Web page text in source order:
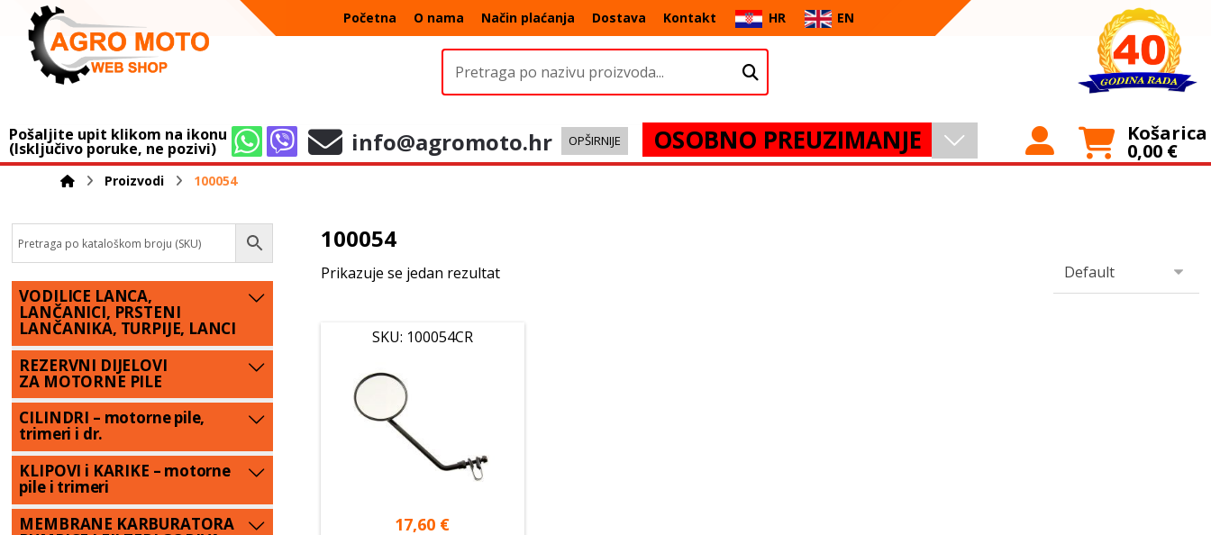
Početna O nama Način plaćanja Dostava Kontakt HR EN
Pošaljite upit klikom na ikonu
(Isključivo poruke, ne pozivi) info@agromoto.hr OPŠIRNIJE OSOBNO PREUZIMANJE Košarica
0,00 €
Proizvodi 100054
100054
Prikazuje se jedan rezultat
SKU: 100054CR
17,60 €
VODILICE LANCA,
LANČANICI, PRSTENI
LANČANIKA, TURPIJE, LANCI
REZERVNI DIJELOVI
ZA MOTORNE PILE
CILINDRI – motorne pile,
trimeri i dr.
KLIPOVI i KARIKE – motorne
pile i trimeri
MEMBRANE KARBURATORA